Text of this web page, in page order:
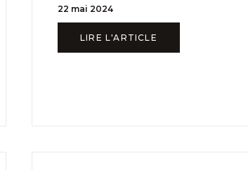
22 mai 2024
LIRE L'ARTICLE